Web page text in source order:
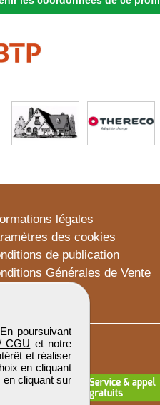
poursuivant
CGU et notre
et réaliser
en cliquant
cliquant sur
légales
des cookies
de publication
Générales de Vente